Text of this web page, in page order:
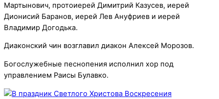
Мартынович, протоиерей Димитрий Казусев, иерей
Дионисий Баранов, иерей Лев Ануфриев и иерей
Владимир Догодька.
Диаконский чин возглавил диакон Алексей Морозов.
Богослужебные песнопения исполнил хор под
управлением Раисы Булавко.